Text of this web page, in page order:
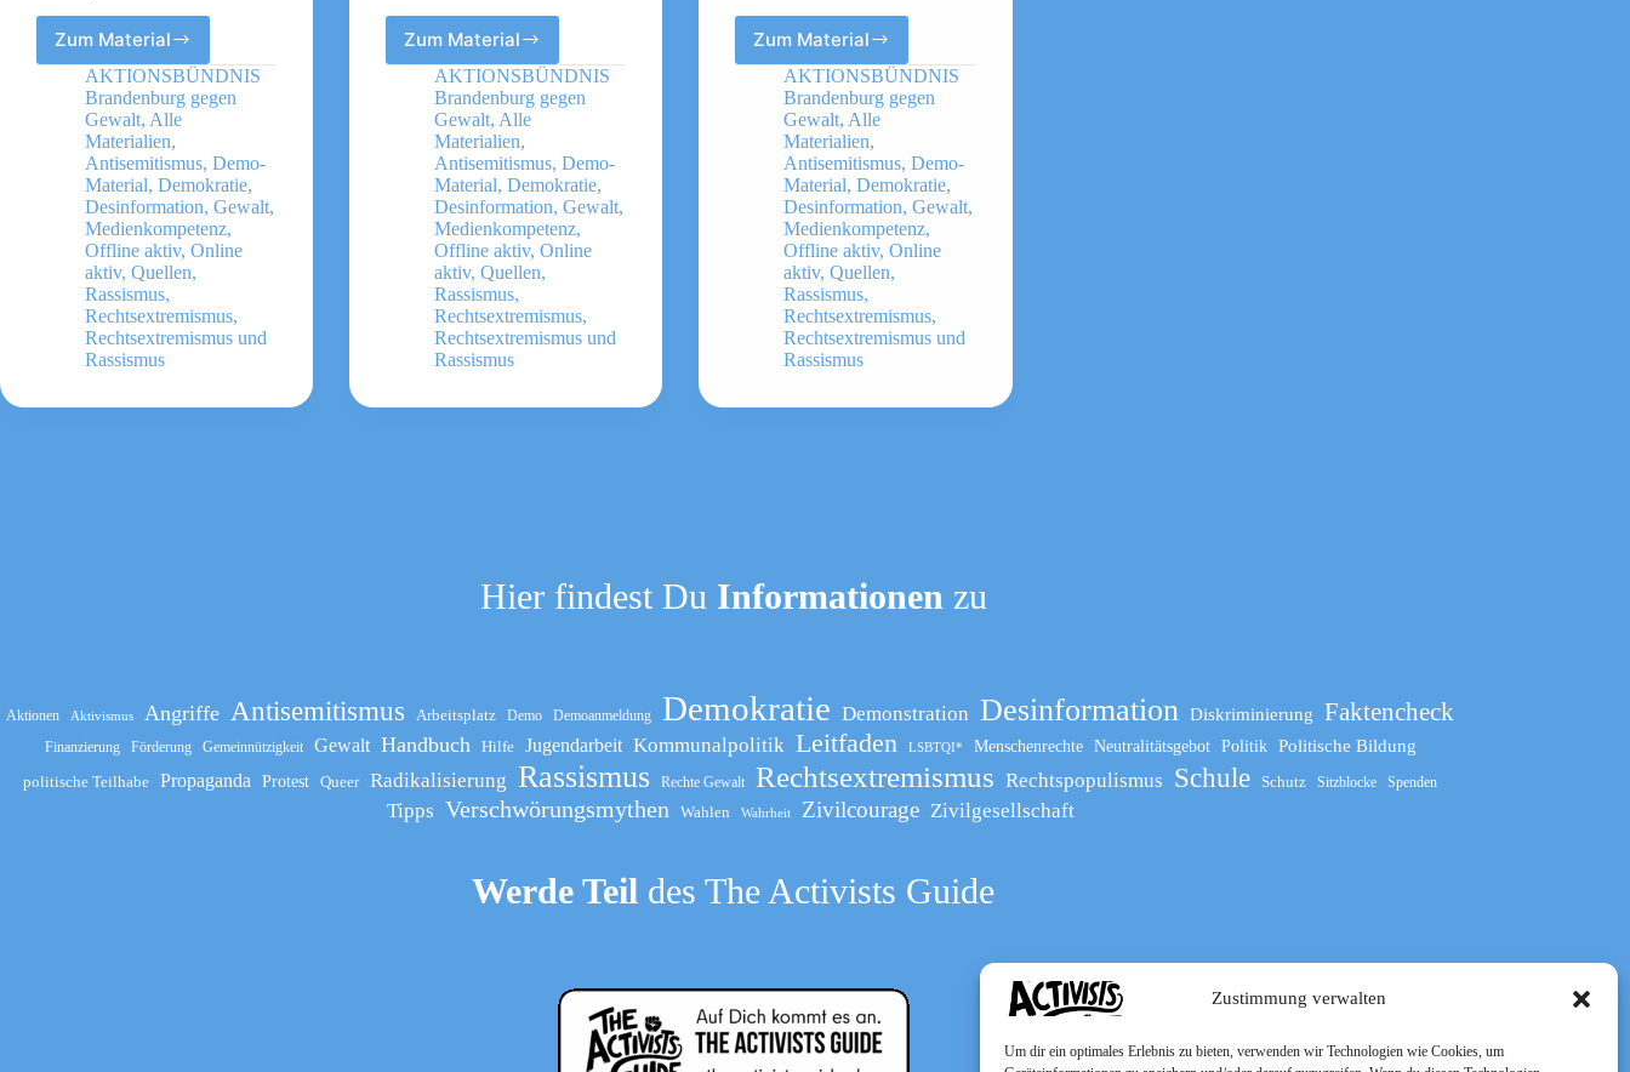
Zustimmung verwalten
Um dir ein optimales Erlebnis zu bieten, verwenden wir Technologien wie Cookies, um
Zum Material
Was
tun
bei
Rassismus
am
Arbeitsplatz?
Leitfaden
AKTIONSBÜNDNIS
Brandenburg gegen
Gewalt, Alle
Materialien,
Antisemitismus, Demo-
Material, Demokratie,
Desinformation, Gewalt,
Medienkompetenz,
Offline aktiv, Online
aktiv, Quellen,
Rassismus,
Rechtsextremismus,
Rechtsextremismus und
Rassismus
Zum Material
Was
tun
bei
rechter
Hetze
im
Netz?
Leitfaden
AKTIONSBÜNDNIS
Brandenburg gegen
Gewalt, Alle
Materialien,
Antisemitismus,Demo-
Material,Demokratie,
Desinformation,Gewalt,
Medienkompetenz,
Offline aktiv,Online
aktiv,Quellen,
Rassismus,
Rechtsextremismus,
Rechtsextremismus und
Rassismus
Zum Material
Wie
leite
ich
eine
Demo?
Leitfaden
AKTIONSBÜNDNIS
Brandenburg gegen
Gewalt, Alle
Materialien,
Antisemitismus,Demo-
Material,Demokratie,
Desinformation,Gewalt,
Medienkompetenz,
Offline aktiv,Online
aktiv,Quellen,
Rassismus,
Rechtsextremismus,
Rechtsextremismus und
Rassismus
Hier findest Du Informationen zu
Aktionen Aktivismus Angriffe Antisemitismus Arbeitsplatz Demo Demoanmeldung Demokratie Demonstration Desinformation Diskriminierung Faktencheck
Finanzierung Förderung Gemeinnützigkeit Gewalt Handbuch Hilfe Jugendarbeit Kommunalpolitik Leitfaden LSBTQI* Menschenrechte Neutralitätsgebot Politik Politische Bildung
politische Teilhabe Propaganda Protest Queer Radikalisierung Rassismus Rechte Gewalt Rechtsextremismus Rechtspopulismus Schule Schutz Sitzblocke Spenden
Tipps Verschwörungsmythen Wahlen Wahrheit Zivilcourage Zivilgesellschaft
Werde Teil des The Activists Guide